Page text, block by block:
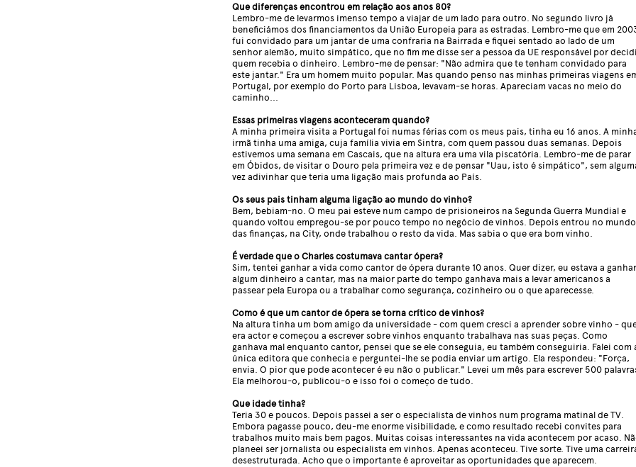
Que diferenças encontrou em relação aos anos 80?
Lembro-me de levarmos imenso tempo a viajar de um lado para outro. No segundo livro já
beneficiámos dos financiamentos da União Europeia para as estradas. Lembro-me que em
fui convidado para um jantar de uma confraria na Bairrada e fiquei sentado ao lado de um
senhor alemão, muito simpático, que no fim me disse ser a pessoa da UE responsável por
quem recebia o dinheiro. Lembro-me de pensar: "Não admira que te tenham convidado para
este jantar." Era um homem muito popular. Mas quando penso nas minhas primeiras viagens
Portugal, por exemplo do Porto para Lisboa, levavam-se horas. Apareciam vacas no meio do
caminho...
Essas primeiras viagens aconteceram quando?
A minha primeira visita a Portugal foi numas férias com os meus pais, tinha eu 16 anos. A
irmã tinha uma amiga, cuja família vivia em Sintra, com quem passou duas semanas. Depois
estivemos uma semana em Cascais, que na altura era uma vila piscatória. Lembro-me de parar
em Óbidos, de visitar o Douro pela primeira vez e de pensar "Uau, isto é simpático", sem
vez adivinhar que teria uma ligação mais profunda ao País.
Os seus pais tinham alguma ligação ao mundo do vinho?
Bem, bebiam-no. O meu pai esteve num campo de prisioneiros na Segunda Guerra Mundial e
quando voltou empregou-se por pouco tempo no negócio de vinhos. Depois entrou no mundo
das finanças, na City, onde trabalhou o resto da vida. Mas sabia o que era bom vinho.
É verdade que o Charles costumava cantar ópera?
Sim, tentei ganhar a vida como cantor de ópera durante 10 anos. Quer dizer, eu estava a ganhar
algum dinheiro a cantar, mas na maior parte do tempo ganhava mais a levar americanos a
passear pela Europa ou a trabalhar como segurança, cozinheiro ou o que aparecesse.
Como é que um cantor de ópera se torna crítico de vinhos?
Na altura tinha um bom amigo da universidade - com quem cresci a aprender sobre vinho -
era actor e começou a escrever sobre vinhos enquanto trabalhava nas suas peças. Como
ganhava mal enquanto cantor, pensei que se ele conseguia, eu também conseguiria. Falei com
única editora que conhecia e perguntei-lhe se podia enviar um artigo. Ela respondeu: "Força,
envia. O pior que pode acontecer é eu não o publicar." Levei um mês para escrever 500
Ela melhorou-o, publicou-o e isso foi o começo de tudo.
Que idade tinha?
Teria 30 e poucos. Depois passei a ser o especialista de vinhos num programa matinal de TV.
Embora pagasse pouco, deu-me enorme visibilidade, e como resultado recebi convites para
trabalhos muito mais bem pagos. Muitas coisas interessantes na vida acontecem por acaso.
planeei ser jornalista ou especialista em vinhos. Apenas aconteceu. Tive sorte. Tive uma
desestruturada. Acho que o importante é aproveitar as oportunidades que aparecem.